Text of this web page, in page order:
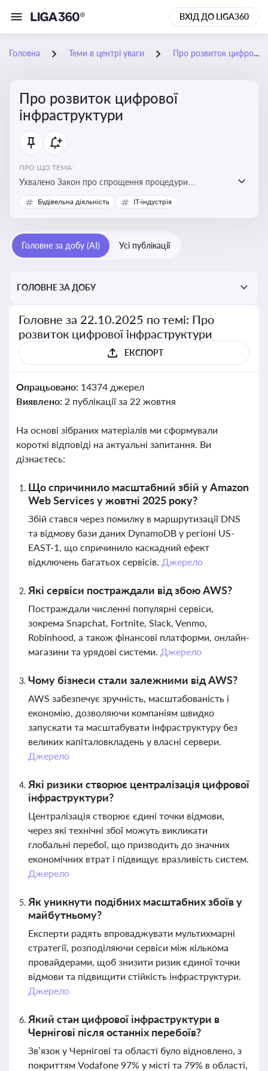
ВХІД ДО LIGA360
Головна Теми в центрі уваги Про розвиток цифрової інфраструктури
Про розвиток цифрової
інфраструктури
ПРО ЩО ТЕМА:
Ухвалено Закон про спрощення процедури
відведення земельних ділянок для розвитку цифрової
інфраструктури
Будівельна діяльність IT-індустрія
Головне за добу (AI) Усі публікації
ГОЛОВНЕ ЗА ДОБУ
Головне за 22.10.2025 по темі: Про
розвиток цифрової інфраструктури
ЕКСПОРТ
Опрацьовано: 14374 джерел
Виявлено: 2 публікації за 22 жовтня
На основі зібраних матеріалів ми сформували
короткі відповіді на актуальні запитання. Ви
дізнаєтесь:
Що спричинило масштабний збій у Amazon
Web Services у жовтні 2025 року?
Збій стався через помилку в маршрутизації DNS
та відмову бази даних DynamoDB у регіоні US-
EAST-1, що спричинило каскадний ефект
відключень багатьох сервісів. Джерело
Які сервіси постраждали від збою AWS?
Постраждали численні популярні сервіси,
зокрема Snapchat, Fortnite, Slack, Venmo,
Robinhood, а також фінансові платформи, онлайн-
магазини та урядові системи. Джерело
Чому бізнеси стали залежними від AWS?
AWS забезпечує зручність, масштабованість і
економію, дозволяючи компаніям швидко
запускати та масштабувати інфраструктуру без
великих капіталовкладень у власні сервери.
Джерело
Які ризики створює централізація цифрової
інфраструктури?
Централізація створює єдині точки відмови,
через які технічні збої можуть викликати
глобальні перебої, що призводить до значних
економічних втрат і підвищує вразливість систем.
Джерело
Як уникнути подібних масштабних збоїв у
майбутньому?
Експерти радять впроваджувати мультихмарні
стратегії, розподіляючи сервіси між кількома
провайдерами, щоб знизити ризик єдиної точки
відмови та підвищити стійкість інфраструктури.
Джерело
Який стан цифрової інфраструктури в
Чернігові після останніх перебоїв?
Зв’язок у Чернігові та області було відновлено, з
покриттям Vodafone 97% у місті та 79% в області,